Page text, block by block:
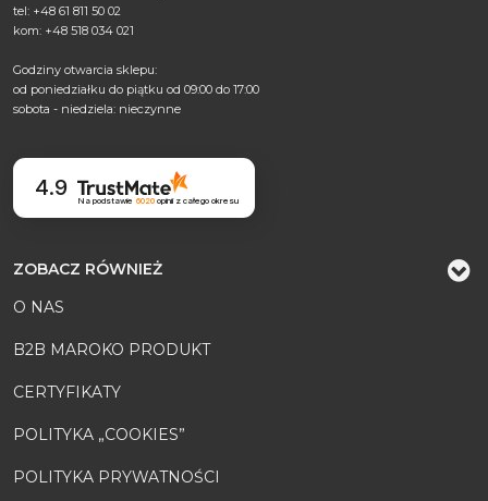
tel: +48 61 811 50 02
kom: +48 518 034 021
Godziny otwarcia sklepu:
od poniedziałku do piątku od 09:00 do 17:00
sobota - niedziela: nieczynne
4.9
Na podstawie 6020opinii z całego okresu
ZOBACZ RÓWNIEŻ
O NAS
B2B MAROKO PRODUKT
CERTYFIKATY
POLITYKA „COOKIES”
POLITYKA PRYWATNOŚCI